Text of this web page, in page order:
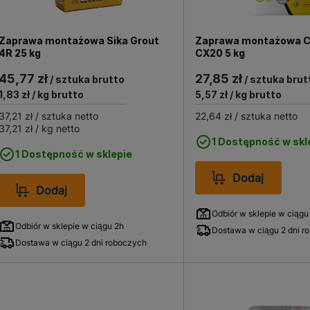
montażowa Sika Grout
25 kg
zł/ sztuka brutto
zł/ kg brutto
zł/ sztuka netto
zł/ kg netto
1 Dostępność w sklepie
Dodaj
Odbiór w sklepie w ciągu 2h
Dostawa w ciągu 2 dni roboczych
Zaprawa montażowa
CX20 5 kg
27,85 zł/ sztuka
5,57 zł/ kg brutto
22,64 zł/ sztuka netto
1 Dostępność w
Dodaj
Odbiór w sklepie w ciągu
Dostawa w ciągu 2 dni